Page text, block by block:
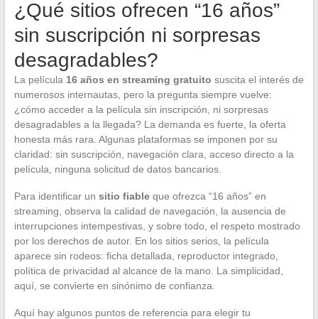
¿Qué sitios ofrecen “16 años”
sin suscripción ni sorpresas
desagradables?
La película 16 años en streaming gratuito suscita el interés de
numerosos internautas, pero la pregunta siempre vuelve:
¿cómo acceder a la película sin inscripción, ni sorpresas
desagradables a la llegada? La demanda es fuerte, la oferta
honesta más rara. Algunas plataformas se imponen por su
claridad: sin suscripción, navegación clara, acceso directo a la
película, ninguna solicitud de datos bancarios.
Para identificar un sitio fiableque ofrezca “16 años” en
streaming, observa la calidad de navegación, la ausencia de
interrupciones intempestivas, y sobre todo, el respeto mostrado
por los derechos de autor. En los sitios serios, la película
aparece sin rodeos: ficha detallada, reproductor integrado,
política de privacidad al alcance de la mano. La simplicidad,
aquí, se convierte en sinónimo de confianza.
Aquí hay algunos puntos de referencia para elegir tu